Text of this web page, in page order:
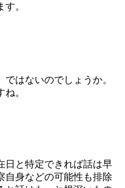
。
はないのでしょうか。
。
と特定できれば話は早
自身などの可能性も排除